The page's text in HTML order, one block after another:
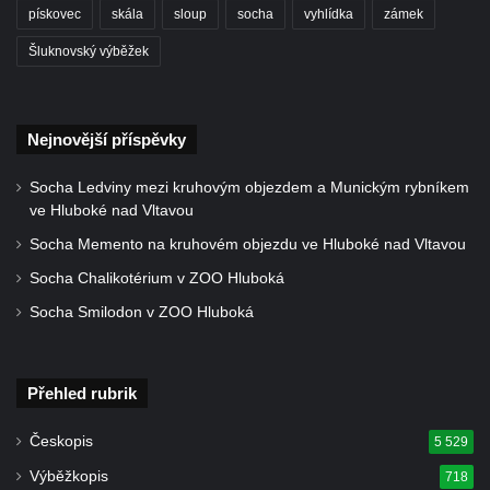
Socha Dívka s mušlí v ZOO Leipzig
Socha Tygr v ZOO Leipzig
Busta Karla Maxe Schneidera v ZOO
Socha Iásón v ZOO Leipzig
Socha Mladý slon v ZOO Leipzig
Socha Býk v ZOO Dresden
Socha Uprchlý otrok bojuje s divokým psem
Socha Faun s medvíďaty v ZOO Dresden
Socha divokého prasete před vstupem do
pískovec skála sloup socha vyhlídka zámek
Šluknovský výběžek
Nejnovější příspěvky
Socha Ledviny mezi kruhovým objezdem a Munickým rybníkem
ve Hluboké nad Vltavou
Socha Memento na kruhovém objezdu ve Hluboké nad Vltavou
Socha Chalikotérium v ZOO Hluboká
Socha Smilodon v ZOO Hluboká
Přehled rubrik
Českopis 5 529
Výběžkopis 718